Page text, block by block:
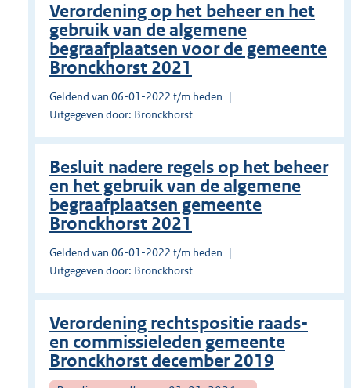
Verordening op het beheer en het
gebruik van de algemene
begraafplaatsen voor de gemeente
Bronckhorst 2021
Geldend van 06-01-2022 t/m heden
Uitgegeven door: Bronckhorst
Besluit nadere regels op het beheer
en het gebruik van de algemene
begraafplaatsen gemeente
Bronckhorst 2021
Geldend van 06-01-2022 t/m heden
Uitgegeven door: Bronckhorst
Verordening rechtspositie raads-
en commissieleden gemeente
Bronckhorst december 2019